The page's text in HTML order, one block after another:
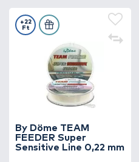
By Döme TEAM
FEEDER Super
Sensitive Line 0,22 mm
+22
Ft